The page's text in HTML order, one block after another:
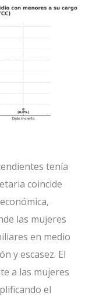
tenía
coincide
las mujeres
en medio
y escasez. El
a las mujeres
el